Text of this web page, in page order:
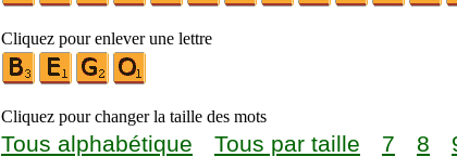
Cliquez pour enlever une lettre
Cliquez pour changer la taille des mots
Tous alphabétique Tous par taille 7 8